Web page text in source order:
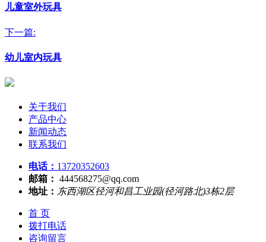
儿童室外玩具
下一篇:
幼儿室内玩具
关于我们
产品中心
新闻动态
联系我们
电话： 13720352603
邮箱： 444568275@qq.com
地址： 东西湖区径河和昌工业园(径河路北)3栋2层
首 页
拨打电话
咨询留言